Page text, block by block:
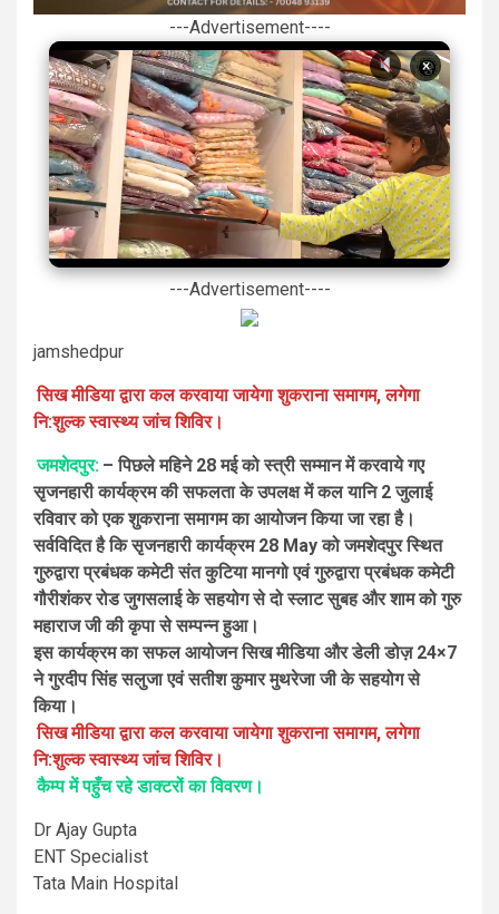
---Advertisement----
×
---Advertisement----
jamshedpur
सिख मीडिया द्वारा कल करवाया जायेगा शुकराना समागम, लगेगा
नि:शुल्क स्वास्थ्य जांच शिविर।
जमशेदपुर: – पिछले महिने 28 मई को स्त्री सम्मान में करवाये गए
सृजनहारी कार्यक्रम की सफलता के उपलक्ष में कल यानि 2 जुलाई
रविवार को एक शुकराना समागम का आयोजन किया जा रहा है।
सर्वविदित है कि सृजनहारी कार्यक्रम 28 May को जमशेदपुर स्थित
गुरुद्वारा प्रबंधक कमेटी संत कुटिया मानगो एवं गुरुद्वारा प्रबंधक कमेटी
गौरीशंकर रोड जुगसलाई के सहयोग से दो स्लाट सुबह और शाम को गुरु
महाराज जी की कृपा से सम्पन्न हुआ।
इस कार्यक्रम का सफल आयोजन सिख मीडिया और डेली डोज़ 24×7
ने गुरदीप सिंह सलुजा एवं सतीश कुमार मुथरेजा जी के सहयोग से
किया।
सिख मीडिया द्वारा कल करवाया जायेगा शुकराना समागम, लगेगा
नि:शुल्क स्वास्थ्य जांच शिविर।
कैम्प में पहुँच रहे डाक्टरों का विवरण।
Dr Ajay Gupta
ENT Specialist
Tata Main Hospital